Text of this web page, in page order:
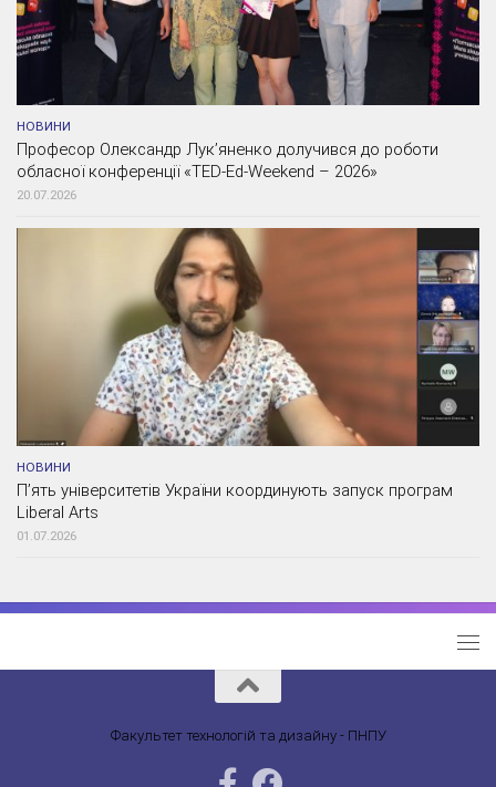
НОВИНИ
Професор Олександр Лук’яненко долучився до роботи
обласної конференції «TED-Ed-Weekend – 2026»
20.07.2026
НОВИНИ
П’ять університетів України координують запуск програм
Liberal Arts
01.07.2026
Факультет технологій та дизайну - ПНПУ